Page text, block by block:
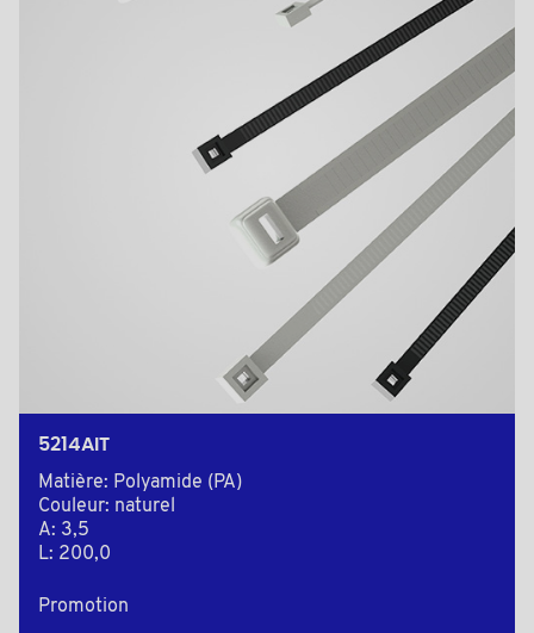
5214AIT
Matière: Polyamide (PA)
Couleur: naturel
A: 3,5
L: 200,0
Promotion